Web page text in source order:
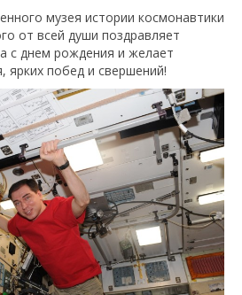
музея истории космонавтики
от всей души поздравляет
с днем рождения и желает
ярких побед и свершений!